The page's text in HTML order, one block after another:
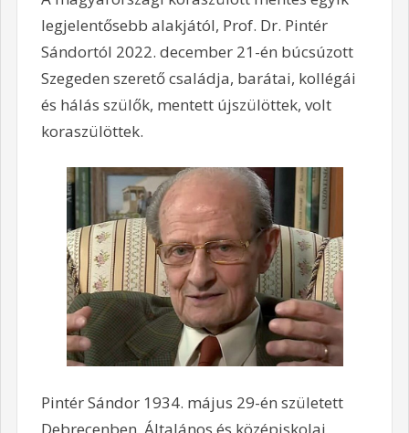
legjelentősebb alakjától, Prof. Dr. Pintér
Sándortól 2022. december 21-én búcsúzott
Szegeden szerető családja, barátai, kollégái
és hálás szülők, mentett újszülöttek, volt
koraszülöttek.
Pintér Sándor 1934. május 29-én született